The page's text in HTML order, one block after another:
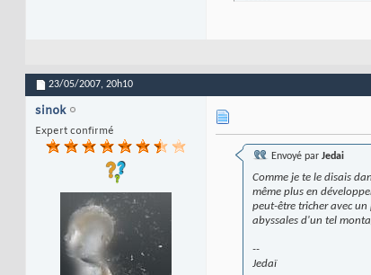
23/05/2007, 20h10
sinok
Expert confirmé
Envoyé par Jedai
Comme je te le disais
même plus en
peut-être tricher avec
abyssales d'un tel
--
Jedaï